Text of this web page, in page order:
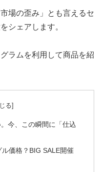
場の歪み」とも言えるセ
シェアします。
ラムを利用して商品を紹
今、この瞬間に「仕込
ル価格？BIG SALE開催